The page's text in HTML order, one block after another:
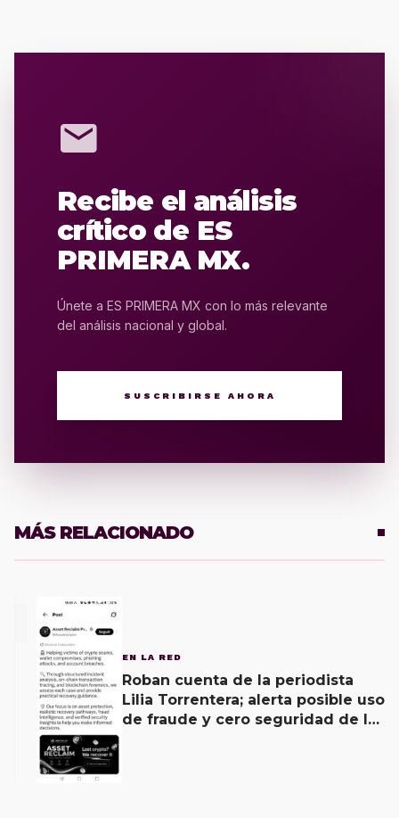
mail
Recibe el análisis
crítico de ES
PRIMERA MX.
Únete a ES PRIMERA MX con lo más relevante
del análisis nacional y global.
SUSCRIBIRSE AHORA
MÁS RELACIONADO
EN LA RED
Roban cuenta de la periodista
Lilia Torrentera; alerta posible uso
de fraude y cero seguridad de la